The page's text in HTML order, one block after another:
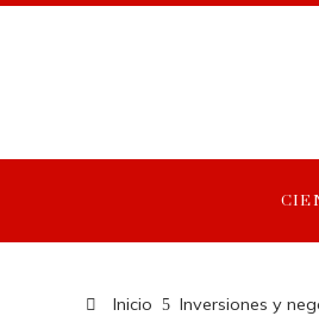
Inicio Inversiones y